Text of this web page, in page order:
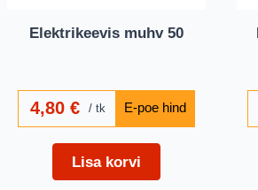
Elektrikeevis muhv 50
4,80€ tk
Lisa korvi